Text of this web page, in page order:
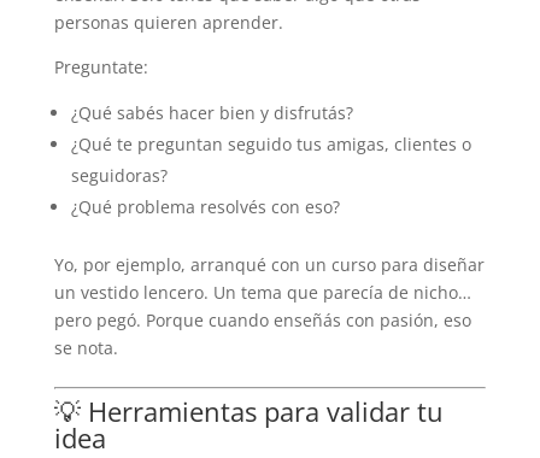
personas quieren aprender.
Preguntate:
¿Qué sabés hacer bien y disfrutás?
¿Qué te preguntan seguido tus amigas, clientes o
seguidoras?
¿Qué problema resolvés con eso?
Yo, por ejemplo, arranqué con un curso para diseñar
un vestido lencero. Un tema que parecía de nicho…
pero pegó. Porque cuando enseñás con pasión, eso
se nota.
💡 Herramientas para validar tu
idea